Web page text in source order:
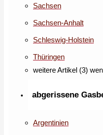
Sachsen
Sachsen-Anhalt
Schleswig-Holstein
Thüringen
weitere Artikel (3)
abgerissene
Argentinien